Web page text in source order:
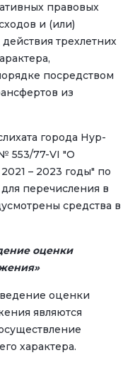
правовых
и (или)
трехлетних
посредством
из
города Нур-
553/77-VI "О
– 2023 годы" по
перечисления в
средства в
оценки
оценки
являются
характера.